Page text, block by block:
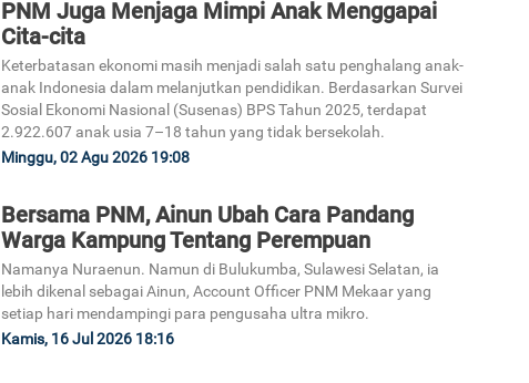
PNM Juga Menjaga Mimpi Anak Menggapai
Cita-cita
Keterbatasan ekonomi masih menjadi salah satu penghalang anak-
anak Indonesia dalam melanjutkan pendidikan. Berdasarkan Survei
Sosial Ekonomi Nasional (Susenas) BPS Tahun 2025, terdapat
2.922.607 anak usia 7–18 tahun yang tidak bersekolah.
Minggu, 02 Agu 2026 19:08
Bersama PNM, Ainun Ubah Cara Pandang
Warga Kampung Tentang Perempuan
Namanya Nuraenun. Namun di Bulukumba, Sulawesi Selatan, ia
lebih dikenal sebagai Ainun, Account Officer PNM Mekaar yang
setiap hari mendampingi para pengusaha ultra mikro.
Kamis, 16 Jul 2026 18:16